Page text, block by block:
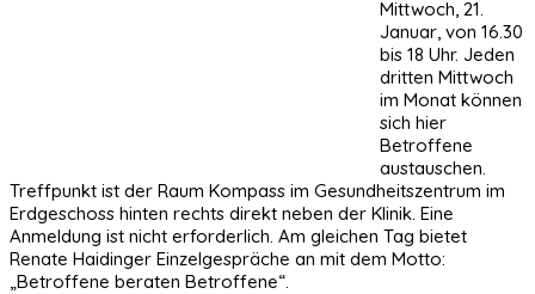
Mittwoch, 21.
Januar, von 16.30
bis 18 Uhr. Jeden
dritten Mittwoch
im Monat können
sich hier
Betroffene
austauschen.
Treffpunkt ist der Raum Kompass im Gesundheitszentrum im
Erdgeschoss hinten rechts direkt neben der Klinik. Eine
Anmeldung ist nicht erforderlich. Am gleichen Tag bietet
Renate Haidinger Einzelgespräche an mit dem Motto:
„Betroffene beraten Betroffene“.